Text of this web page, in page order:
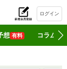
ログイン
想 有料 コラム